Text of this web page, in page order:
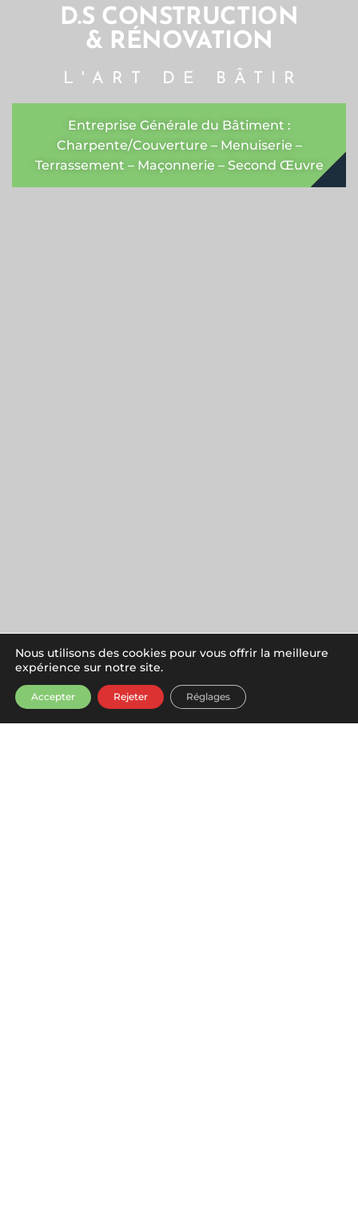
D.S CONSTRUCTION
& RÉNOVATION
L'ART DE BÂTIR
Entreprise Générale du Bâtiment :
Charpente/Couverture – Menuiserie –
Terrassement – Maçonnerie – Second Œuvre
Nous utilisons des cookies pour vous offrir la meilleure
expérience sur notre site.
Accepter Rejeter Réglages